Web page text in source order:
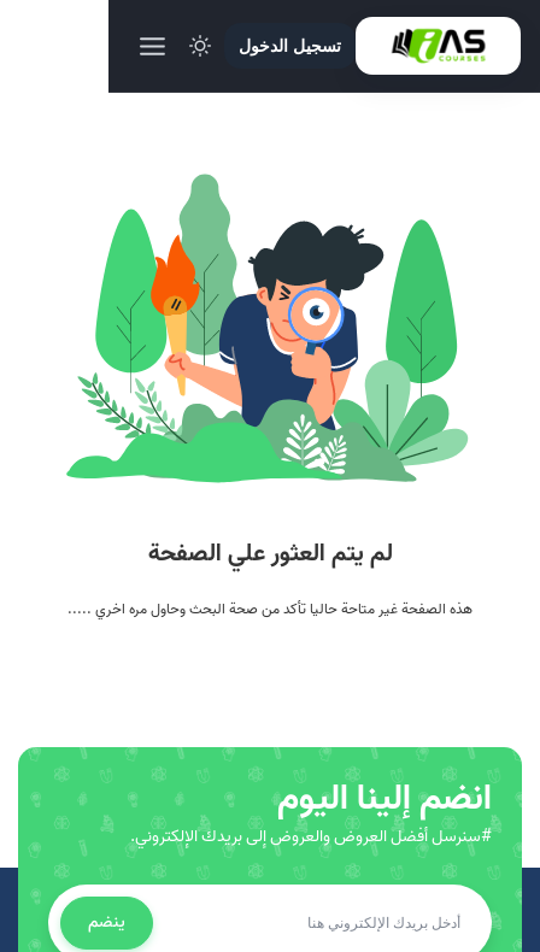
تسجيل الدخول
لم يتم العثور علي الصفحة
هذه الصفحة غير متاحة حاليا تأكد من صحة البحث وحاول مره اخري .....
انضم إلينا اليوم
#سنرسل أفضل العروض والعروض إلى بريدك الإلكتروني.
ينضم